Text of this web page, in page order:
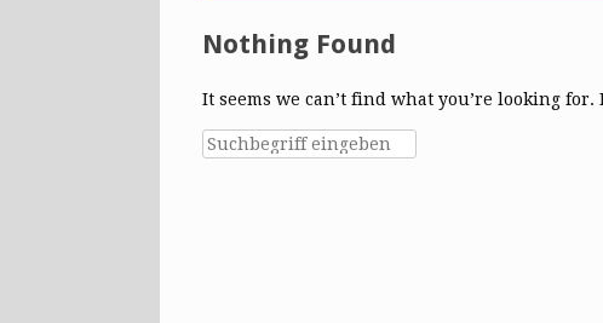
Nothing Found
It seems we can’t find what you’re looking